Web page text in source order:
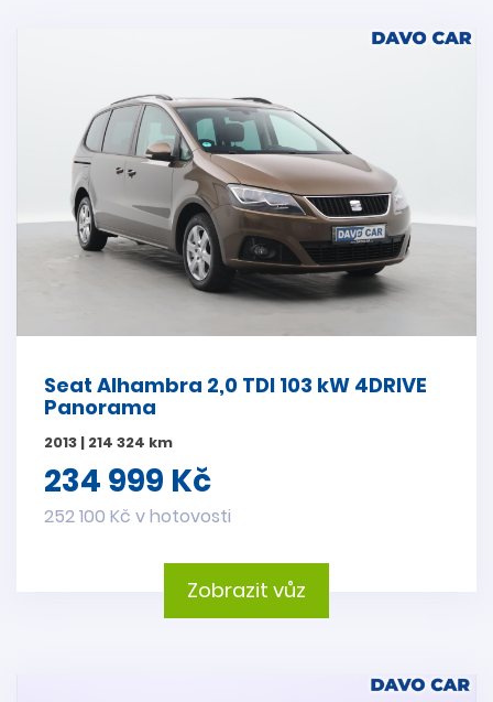
Seat Alhambra 2,0 TDI 103 kW 4DRIVE
Panorama
2013 | 214 324 km
234 999 Kč
252 100 Kč v hotovosti
Zobrazit vůz